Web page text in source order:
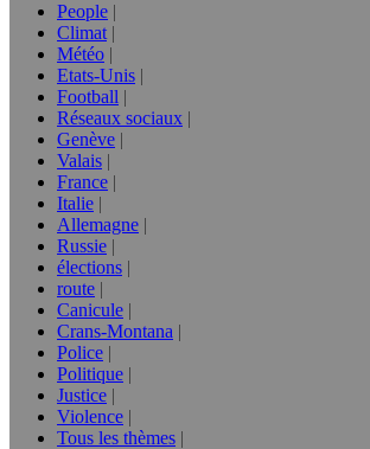
People
Climat
Météo
Etats-Unis
Football
Réseaux sociaux
Genève
Valais
France
Italie
Allemagne
Russie
élections
route
Canicule
Crans-Montana
Police
Politique
Justice
Violence
Tous les thèmes